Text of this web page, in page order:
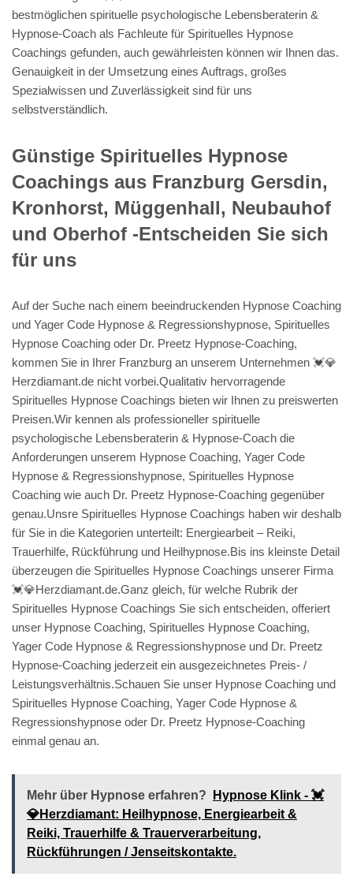
bestmöglichen spirituelle psychologische Lebensberaterin &
Hypnose-Coach als Fachleute für Spirituelles Hypnose
Coachings gefunden, auch gewährleisten können wir Ihnen das.
Genauigkeit in der Umsetzung eines Auftrags, großes
Spezialwissen und Zuverlässigkeit sind für uns
selbstverständlich.
Günstige Spirituelles Hypnose
Coachings aus Franzburg Gersdin,
Kronhorst, Müggenhall, Neubauhof
und Oberhof -Entscheiden Sie sich
für uns
Auf der Suche nach einem beeindruckenden Hypnose Coaching
und Yager Code Hypnose & Regressionshypnose, Spirituelles
Hypnose Coaching oder Dr. Preetz Hypnose-Coaching,
kommen Sie in Ihrer Franzburg an unserem Unternehmen 💓️💎
Herzdiamant.de nicht vorbei.Qualitativ hervorragende
Spirituelles Hypnose Coachings bieten wir Ihnen zu preiswerten
Preisen.Wir kennen als professioneller spirituelle
psychologische Lebensberaterin & Hypnose-Coach die
Anforderungen unserem Hypnose Coaching, Yager Code
Hypnose & Regressionshypnose, Spirituelles Hypnose
Coaching wie auch Dr. Preetz Hypnose-Coaching gegenüber
genau.Unsre Spirituelles Hypnose Coachings haben wir deshalb
für Sie in die Kategorien unterteilt: Energiearbeit – Reiki,
Trauerhilfe, Rückführung und Heilhypnose.Bis ins kleinste Detail
überzeugen die Spirituelles Hypnose Coachings unserer Firma
💓️💎Herzdiamant.de.Ganz gleich, für welche Rubrik der
Spirituelles Hypnose Coachings Sie sich entscheiden, offeriert
unser Hypnose Coaching, Spirituelles Hypnose Coaching,
Yager Code Hypnose & Regressionshypnose und Dr. Preetz
Hypnose-Coaching jederzeit ein ausgezeichnetes Preis- /
Leistungsverhältnis.Schauen Sie unser Hypnose Coaching und
Spirituelles Hypnose Coaching, Yager Code Hypnose &
Regressionshypnose oder Dr. Preetz Hypnose-Coaching
einmal genau an.
Mehr über Hypnose erfahren?
Hypnose Klink - 💓️
💎Herzdiamant: Heilhypnose, Energiearbeit &
Reiki, Trauerhilfe & Trauerverarbeitung,
Rückführungen / Jenseitskontakte.